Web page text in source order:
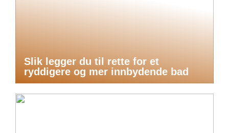
Slik legger du til rette for et
ryddigere og mer innbydende bad